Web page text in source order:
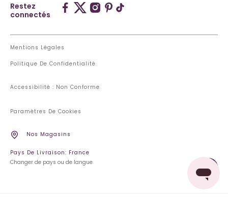
Restez
connectés
Mentions Légales
Politique De Confidentialité
Accessibilité : Non Conforme
Paramètres De Cookies
Nos Magasins
Pays De Livraison: France
Changer de pays ou de langue